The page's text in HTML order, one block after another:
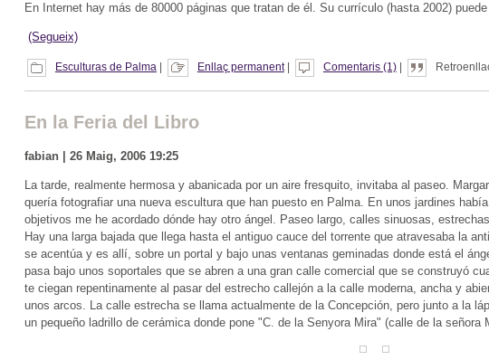
En Internet hay más de 80000 páginas que tratan de él. Su currículo (hasta 2002)
(Segueix)
Esculturas de Palma Enllaç permanent| Comentaris (1)|
En la Feria del Libro
fabian | 26 Maig, 2006 19:25
La tarde, realmente hermosa y abanicada por un aire fresquito, invitaba al paseo.
quería fotografiar una nueva escultura que han puesto en Palma. En unos jardines
objetivos me he acordado dónde hay otro ángel. Paseo largo, calles sinuosas,
Hay una larga bajada que llega hasta el antiguo cauce del torrente que atravesaba la
se acentúa y es allí, sobre un portal y bajo unas ventanas geminadas donde está el
pasa bajo unos soportales que se abren a una gran calle comercial que se construyó
te ciegan repentinamente al pasar del estrecho callejón a la calle moderna, ancha y
unos arcos. La calle estrecha se llama actualmente de la Concepción, pero junto a la
un pequeño ladrillo de cerámica donde pone "C. de la Senyora Mira" (calle de la señora